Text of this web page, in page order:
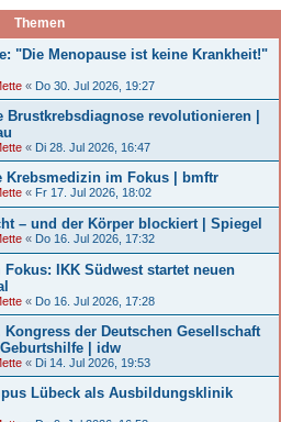
Themen
"Die Menopause ist keine Krankheit!"
« Do 30. Jul 2026, 19:27
Brustkrebsdiagnose revolutionieren |
« Di 28. Jul 2026, 16:47
Krebsmedizin im Fokus | bmftr
« Fr 17. Jul 2026, 18:02
– und der Körper blockiert | Spiegel
« Do 16. Jul 2026, 17:32
IKK Südwest startet neuen
« Do 16. Jul 2026, 17:28
Kongress der Deutschen Gesellschaft
| idw
« Di 14. Jul 2026, 19:53
Lübeck als Ausbildungsklinik